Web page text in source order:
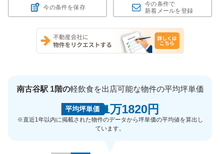
今の条件を保存
今の条件で
新着メールを登録
南古谷駅 1階の軽飲食を出店可能な物件の平均坪単価
平均坪単価 1万1820円
※直近1年以内に掲載された物件のデータから坪単価の平均値を算出し
ています。